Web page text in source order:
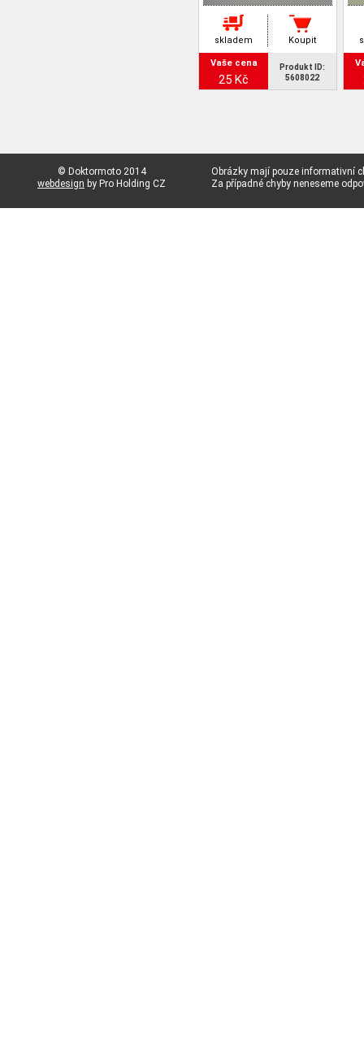
skladem Koupit
Vaše cena
25 Kč
Produkt ID:
5608022
© Doktormoto 2014
webdesign by Pro Holding CZ
Obrázky mají pouze informativní
Za případné chyby neneseme